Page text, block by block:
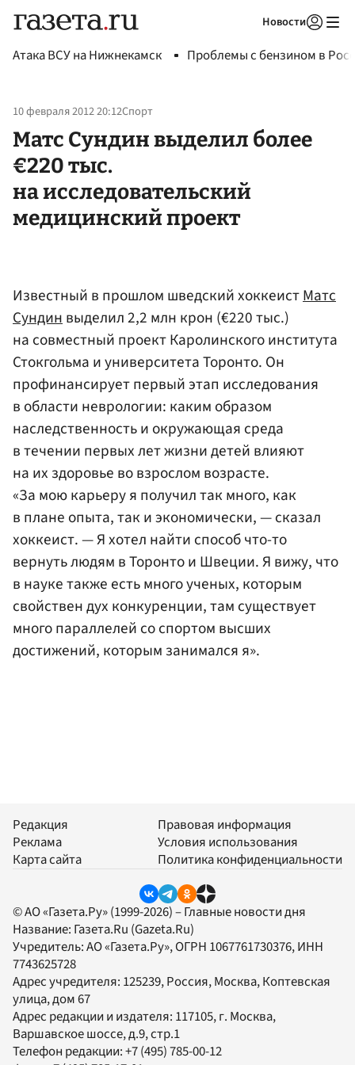
Новости
Атака ВСУ на Нижнекамск Проблемы с бензином в
10 февраля 2012 20:12Спорт
Матс Сундин выделил более
€220 тыс.
на исследовательский
медицинский проект
Известный в прошлом шведский хоккеистМатс
Сундинвыделил 2,2 млн крон (€220 тыс.)
на совместный проект Каролинского института
Стокгольма и университета Торонто. Он
профинансирует первый этап исследования
в области неврологии: каким образом
наследственность и окружающая среда
в течении первых лет жизни детей влияют
на их здоровье во взрослом возрасте.
«За мою карьеру я получил так много, как
в плане опыта, так и экономически, — сказал
хоккеист. — Я хотел найти способ что-то
вернуть людям в Торонто и Швеции. Я вижу, что
в науке также есть много ученых, которым
свойствен дух конкуренции, там существует
много параллелей со спортом высших
достижений, которым занимался я».
Редакция
Реклама
Карта сайта
Правовая информация
Условия использования
Политика конфиденциальности
© АО «Газета.Ру» (1999-2026) – Главные новости дня
Название: Газета.Ru (Gazeta.Ru)
Учредитель:АО «Газета.Ру», ОГРН 1067761730376, ИНН
7743625728
Адрес учредителя: 125239, Россия, Москва, Коптевская
улица, дом 67
Адрес редакции и издателя: 117105, г. Москва,
Варшавское шоссе, д.9, стр.1
Телефон редакции:+7 (495) 785-00-12